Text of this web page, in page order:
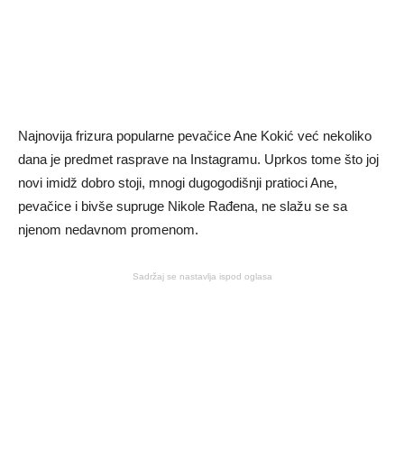
Najnovija frizura popularne pevačice Ane Kokić već nekoliko
dana je predmet rasprave na Instagramu. Uprkos tome što joj
novi imidž dobro stoji, mnogi dugogodišnji pratioci Ane,
pevačice i bivše supruge Nikole Rađena, ne slažu se sa
njenom nedavnom promenom.
Sadržaj se nastavlja ispod oglasa